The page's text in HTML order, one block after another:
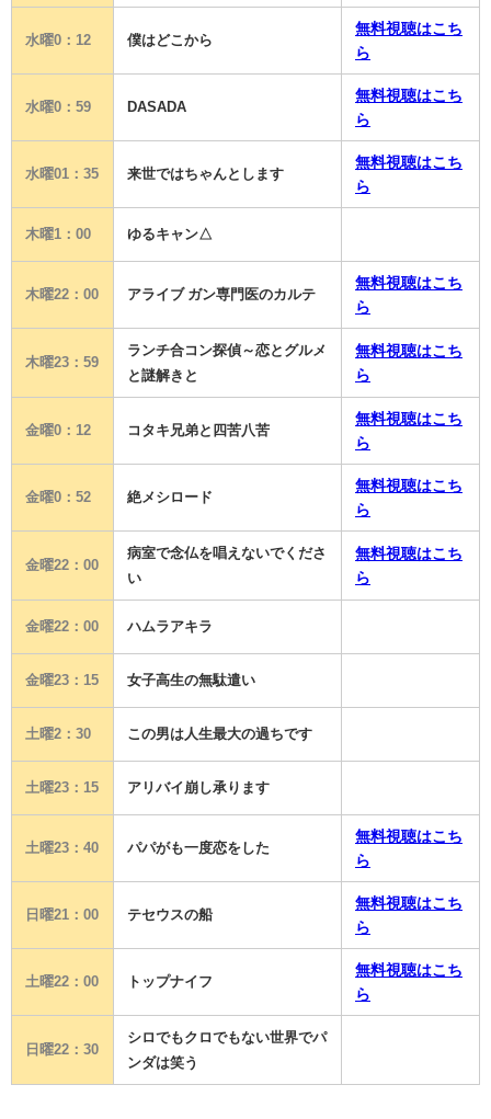
水曜0：12 僕はどこから
無料視聴はこち
ら
水曜0：59 DASADA
無料視聴はこち
ら
水曜01：35 来世ではちゃんとします
無料視聴はこち
ら
木曜1：00 ゆるキャン△
木曜22：00 アライブ ガン専門医のカルテ
無料視聴はこち
ら
木曜23：59
ランチ合コン探偵～恋とグルメ
と謎解きと
無料視聴はこち
ら
金曜0：12 コタキ兄弟と四苦八苦
無料視聴はこち
ら
金曜0：52 絶メシロード
無料視聴はこち
ら
金曜22：00
病室で念仏を唱えないでくださ
い
無料視聴はこち
ら
金曜22：00 ハムラアキラ
金曜23：15 女子高生の無駄遣い
土曜2：30 この男は人生最大の過ちです
土曜23：15 アリバイ崩し承ります
土曜23：40 パパがも一度恋をした
無料視聴はこち
ら
日曜21：00 テセウスの船
無料視聴はこち
ら
土曜22：00 トップナイフ
無料視聴はこち
ら
日曜22：30
シロでもクロでもない世界でパ
ンダは笑う